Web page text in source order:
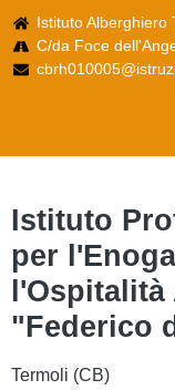
Istituto Alberghiero
C/da Foce
Istituto
per
l'Ospitalità
"Federico
Termoli (CB)